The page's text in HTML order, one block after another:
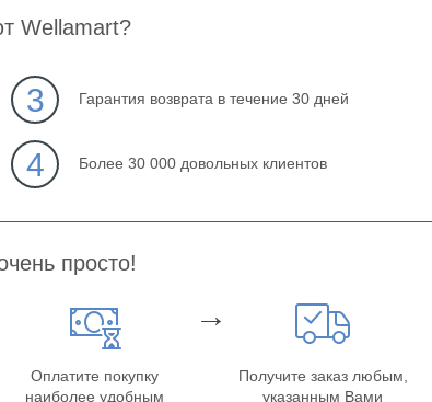
Wellamart?
3 Гарантия возврата в течение 30 дней
4 Более 30 000 довольных клиентов
просто!
Оплатите покупку
наиболее удобным
→
Получите заказ любым,
указанным Вами